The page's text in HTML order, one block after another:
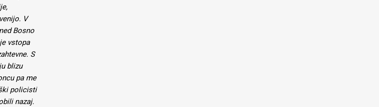
V
Bosno
vstopa
S
blizu
pa me
policisti
nazaj.